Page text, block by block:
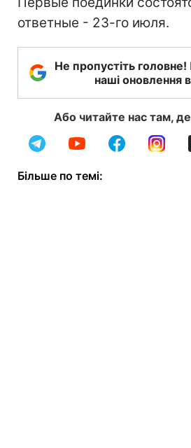
ответные - 23-го июля.
Не пропустіть головне!
наші оновлення
Або читайте нас там,
Більше по темі: